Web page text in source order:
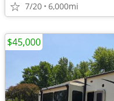
7/20 6,000mi
$45,000